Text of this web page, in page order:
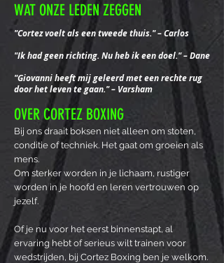
WAT ONZE LEDEN ZEGGEN
"Cortez voelt als een tweede thuis." – Carlos
"Ik had geen richting. Nu heb ik een doel." – Dane
"Giovanni heeft mij geleerd met een rechte rug
door het leven te gaan." – Varsham
OVER CORTEZ BOXING
Bij ons draait boksen niet alleen om stoten,
conditie of techniek. Het gaat om groeien als
mens.
Om sterker worden in je lichaam, rustiger
worden in je hoofd en leren vertrouwen op
jezelf.
Of je nu voor het eerst binnenstapt, al
ervaring hebt of serieus wilt trainen voor
wedstrijden, bij Cortez Boxing ben je welkom.